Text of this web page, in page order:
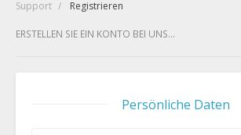
Support Registrieren
ERSTELLEN SIE EIN KONTO BEI UNS...
Persönliche Daten